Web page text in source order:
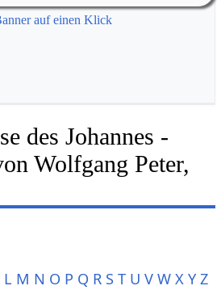
auf einen Klick
des Johannes -
Wolfgang Peter,
L M N O P Q R S T U V W X Y Z